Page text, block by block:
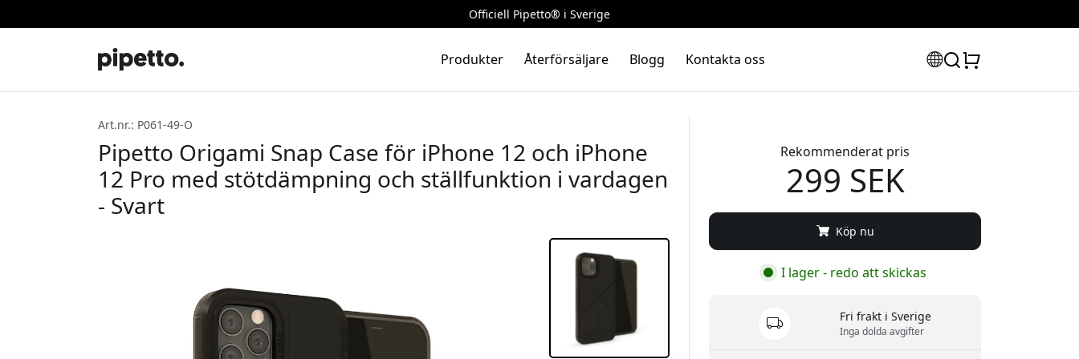
Officiell Pipetto® i Sverige
Produkter Återförsäljare Blogg Kontakta oss
Art.nr.: P061-49-O
Pipetto Origami Snap Case för iPhone 12 och iPhone
12 Pro med stötdämpning och ställfunktion i vardagen
- Svart
Rekommenderat pris
299 SEK
Köp nu
I lager - redo att skickas
Fri frakt i Sverige
Inga dolda avgifter